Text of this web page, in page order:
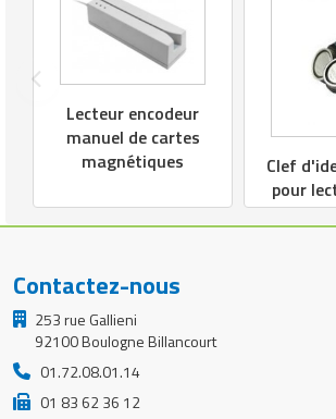
Table de cuisson professionnelle
Tables de préparation réfrigérées
Ustensile de cuisine
Vaisselle restaurant
Vitrines réfrigérées
Lecteur encodeur
manuel de cartes
magnétiques
Clef
pour
Contactez-nous
253 rue Gallieni
92100 Boulogne Billancourt
01.72.08.01.14
01 83 62 36 12